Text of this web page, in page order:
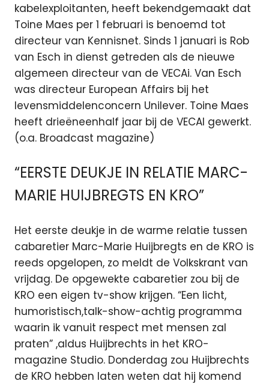
kabelexploitanten, heeft bekendgemaakt dat
Toine Maes per 1 februari is benoemd tot
directeur van Kennisnet. Sinds 1 januari is Rob
van Esch in dienst getreden als de nieuwe
algemeen directeur van de VECAi. Van Esch
was directeur European Affairs bij het
levensmiddelenconcern Unilever. Toine Maes
heeft drieëneenhalf jaar bij de VECAI gewerkt.
(o.a. Broadcast magazine)
“EERSTE DEUKJE IN RELATIE MARC-
MARIE HUIJBREGTS EN KRO”
Het eerste deukje in de warme relatie tussen
cabaretier Marc-Marie Huijbregts en de KRO is
reeds opgelopen, zo meldt de Volkskrant van
vrijdag. De opgewekte cabaretier zou bij de
KRO een eigen tv-show krijgen. “Een licht,
humoristisch,talk-show-achtig programma
waarin ik vanuit respect met mensen zal
praten” ,aldus Huijbrechts in het KRO-
magazine Studio. Donderdag zou Huijbrechts
de KRO hebben laten weten dat hij komend